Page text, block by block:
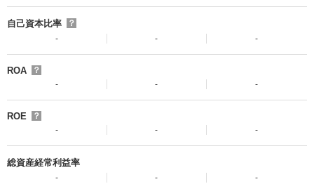
自己資本比率
？
-
- -
ROA
？
-
- -
ROE
？
-
- -
総資産経常利益率
- - -